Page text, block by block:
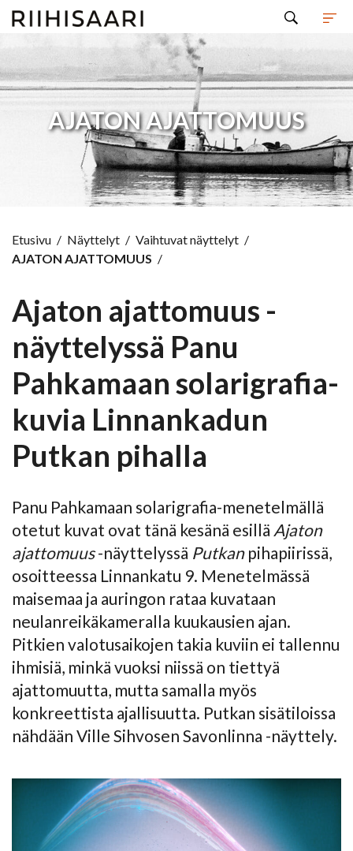
AJATON AJATTOMUUS
Etusivu / Näyttelyt / Vaihtuvat näyttelyt /
AJATON AJATTOMUUS /
Ajaton ajattomuus -
näyttelyssä Panu
Pahkamaan solarigrafia-
kuvia Linnankadun
Putkan pihalla
Panu Pahkamaan solarigrafia-menetelmällä
otetut kuvat ovat tänä kesänä esillä Ajaton
ajattomuus-näyttelyssä Putkanpihapiirissä,
osoitteessa Linnankatu 9. Menetelmässä
maisemaa ja auringon rataa kuvataan
neulanreikäkameralla kuukausien ajan.
Pitkien valotusaikojen takia kuviin ei tallennu
ihmisiä, minkä vuoksi niissä on tiettyä
ajattomuutta, mutta samalla myös
konkreettista ajallisuutta. Putkan sisätiloissa
nähdään Ville Sihvosen Savonlinna -näyttely.